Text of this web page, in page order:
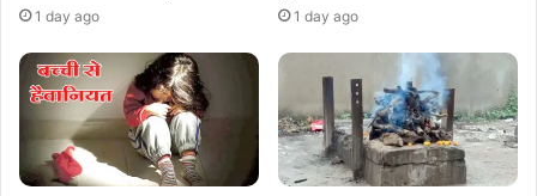
1 day ago 1 day ago